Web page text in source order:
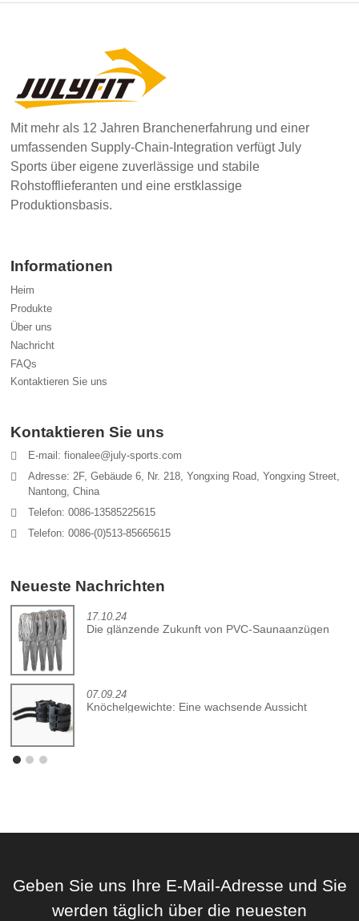
Mit mehr als 12 Jahren Branchenerfahrung und einer
umfassenden Supply-Chain-Integration verfügt July
Sports über eigene zuverlässige und stabile
Rohstofflieferanten und eine erstklassige
Produktionsbasis.
Informationen
Heim
Produkte
Über uns
Nachricht
FAQs
Kontaktieren Sie uns
Kontaktieren Sie uns
E-mail: fionalee@july-sports.com
Adresse: 2F, Gebäude 6, Nr. 218, Yongxing Road, Yongxing Street,
Nantong, China
Telefon: 0086-13585225615
Telefon: 0086-(0)513-85665615
Neueste Nachrichten
17.10.24
Die glänzende Zukunft von PVC-Saunaanzügen
07.09.24
Knöchelgewichte: Eine wachsende Aussicht
Geben Sie uns Ihre E-Mail-Adresse und Sie
werden täglich über die neuesten